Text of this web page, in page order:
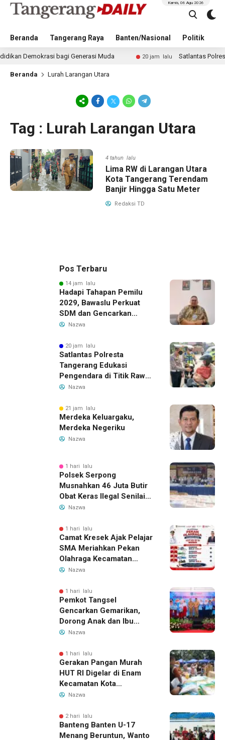
Beranda Tangerang Raya Banten/Nasional Politik
Kamis, 06 Agu 2026
Demokrasi bagi Generasi Muda 20 jam lalu Satlantas Polresta
Beranda Lurah Larangan Utara
Tag : Lurah Larangan Utara
4 tahun lalu
Lima RW di Larangan Utara
Kota Tangerang Terendam
Banjir Hingga Satu Meter
Redaksi TD
Pos Terbaru
14 jam lalu
Hadapi Tahapan Pemilu
2029, Bawaslu Perkuat
SDM dan Gencarkan
Pendidikan Demokrasi
Nazwa
20 jam lalu
Satlantas Polresta
Tangerang Edukasi
Pengendara di Titik Rawan
Kecelakaan Lewat
Nazwa
21 jam lalu
Merdeka Keluargaku,
Merdeka Negeriku
Nazwa
1 hari lalu
Polsek Serpong
Musnahkan 46 Juta Butir
Obat Keras Ilegal Senilai
Rp230 Miliar
Nazwa
1 hari lalu
Camat Kresek Ajak Pelajar
SMA Meriahkan Pekan
Olahraga Kecamatan
Kresek 2026
Nazwa
1 hari lalu
Pemkot Tangsel
Gencarkan Gemarikan,
Dorong Anak dan Ibu
Hamil Penuhi Protein
Nazwa
1 hari lalu
Gerakan Pangan Murah
HUT RI Digelar di Enam
Kecamatan Kota
Tangerang, Catat
Nazwa
2 hari lalu
Banteng Banten U-17
Menang Beruntun, Wanto